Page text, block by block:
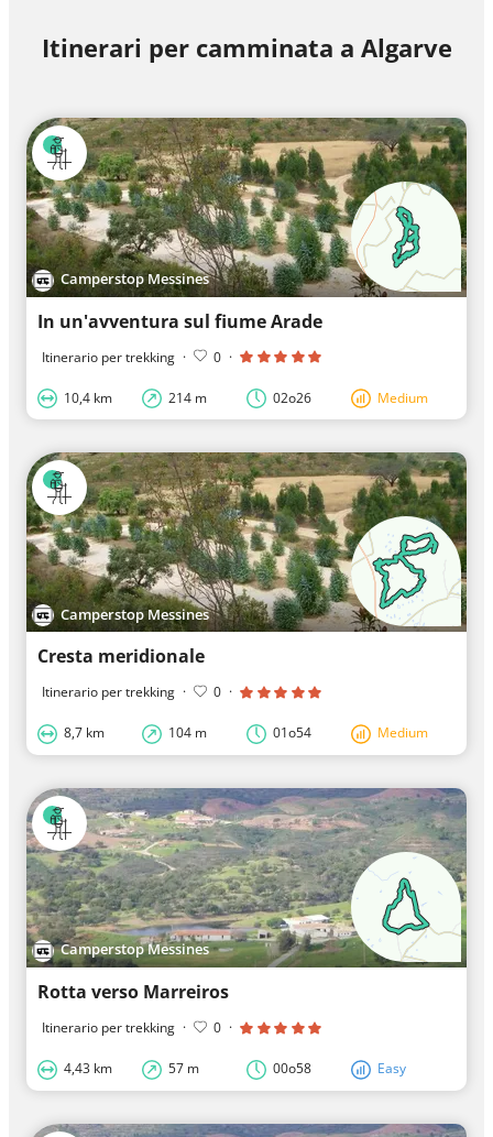
Itinerari per camminata a Algarve
Camperstop Messines
In un'avventura sul fiume Arade
Itinerario per trekking · 0 ·
10,4 km 214 m 02o26 Medium
Camperstop Messines
Cresta meridionale
Itinerario per trekking · 0 ·
8,7 km 104 m 01o54 Medium
Camperstop Messines
Rotta verso Marreiros
Itinerario per trekking · 0 ·
4,43 km 57 m 00o58 Easy